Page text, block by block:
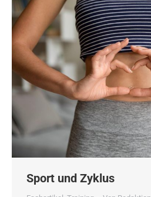
Sport und Zyklus